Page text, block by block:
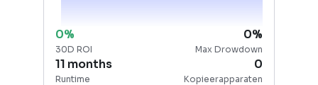
0%
30D ROI
0%
Max Drowdown
11 months
Runtime
0
Kopieerapparaten